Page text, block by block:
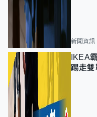
新聞資訊
IKEA
踢走